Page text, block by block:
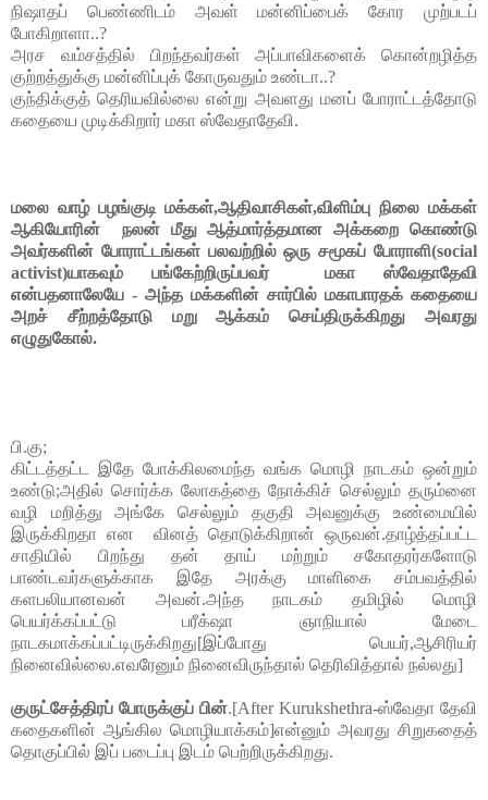
நிஷாதப் பெண்ணிடம் அவள் மன்னிப்பைக் கோர முற்படப்
போகிறாளா..?
அரச வம்சத்தில் பிறந்தவர்கள் அப்பாவிகளைக் கொன்றழித்த
குற்றத்துக்கு மன்னிப்புக் கோருவதும் உண்டா..?
குந்திக்குத் தெரியவில்லை என்று அவளது மனப் போராட்டத்தோடு
கதையை முடிக்கிறார் மகா ஸ்வேதாதேவி.
மலை வாழ் பழங்குடி மக்கள்,ஆதிவாசிகள்,விளிம்பு நிலை மக்கள்
ஆகியோரின்  நலன் மீது ஆத்மார்த்தமான அக்கறை கொண்டு
அவர்களின் போராட்டங்கள் பலவற்றில் ஒரு சமூகப் போராளி(social
activist)யாகவும் பங்கேற்றிருப்பவர்
மகா ஸ்வேதாதேவி
என்பதனாலேயே - அந்த மக்களின் சார்பில் மகாபாரதக் கதையை
அறச் சீற்றத்தோடு மறு ஆக்கம் செய்திருக்கிறது அவரது
எழுதுகோல்.
பி.கு;
கிட்டத்தட்ட இதே போக்கிலமைந்த வங்க மொழி நாடகம் ஒன்றும்
உண்டு;அதில் சொர்க்க லோகத்தை நோக்கிச் செல்லும் தரும்னை
வழி மறித்து அங்கே செல்லும் தகுதி
இருக்கிறதா என  வினத் தொடுக்கிறான் ஒருவன்.தாழ்த்தப்பட்ட
சாதியில் பிறந்து தன் தாய் மற்றும் சகோதரர்களோடு
பாண்டவர்களுக்காக இதே அரக்கு மாளிகை சம்பவத்தில்
களபலியானவன் அவன்.அந்த நாடகம் தமிழில் மொழி
பெயர்க்கப்பட்டு பரீக்‌ஷா ஞாநியால் மேடை
நாடகமாக்கப்பட்டிருக்கிறது[இப்போது பெயர்,ஆசிரியர்
நினைவில்லை.எவரேனும் நினைவிருந்தால் தெரிவித்தால் நல்லது]
குருட்சேத்திரப் போருக்குப் பின்.[After Kurukshethra-ஸ்வேதா தேவி
கதைகளின் ஆங்கில மொழியாக்கம்]என்னும் அவரது சிறுகதைத்
தொகுப்பில் இப் படைப்பு இடம் பெற்றிருக்கிறது.